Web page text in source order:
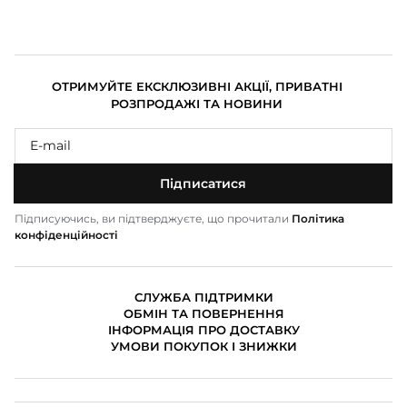
ОТРИМУЙТЕ ЕКСКЛЮЗИВНІ АКЦІЇ, ПРИВАТНІ
РОЗПРОДАЖІ ТА НОВИНИ
Підписатися
Підписуючись, ви підтверджуєте, що прочитали Політика
конфіденційності
СЛУЖБА ПІДТРИМКИ
ОБМІН ТА ПОВЕРНЕННЯ
ІНФОРМАЦІЯ ПРО ДОСТАВКУ
УМОВИ ПОКУПОК І ЗНИЖКИ